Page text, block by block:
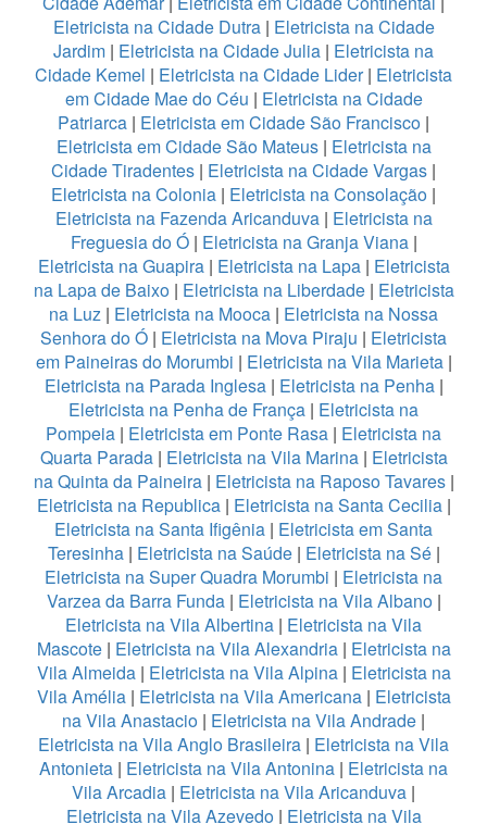
Eletricista na Cidade Dutra | Eletricista na Cidade
Jardim | Eletricista na Cidade Julia | Eletricista na
Cidade Kemel | Eletricista na Cidade Lider| Eletricista
em Cidade Mae do Céu | Eletricista na Cidade
Patriarca | Eletricista em Cidade São Francisco |
Eletricista em Cidade São Mateus| Eletricista na
Cidade Tiradentes | Eletricista na Cidade Vargas |
Eletricista na Colonia | Eletricista na Consolação |
Eletricista na Fazenda Aricanduva| Eletricista na
Freguesia do Ó| Eletricista na Granja Viana|
Eletricista na Guapira| Eletricista na Lapa| Eletricista
na Lapa de Baixo | Eletricista na Liberdade | Eletricista
na Luz | Eletricista na Mooca | Eletricista na Nossa
Senhora do Ó | Eletricista na Mova Piraju | Eletricista
em Paineiras do Morumbi | Eletricista na Vila Marieta|
Eletricista na Parada Inglesa | Eletricista na Penha|
Eletricista na Penha de França | Eletricista na
Pompeia | Eletricista em Ponte Rasa | Eletricista na
Quarta Parada| Eletricista na Vila Marina| Eletricista
na Quinta da Paineira| Eletricista na Raposo Tavares|
Eletricista na Republica| Eletricista na Santa Cecilia|
Eletricista na Santa Ifigênia | Eletricista em Santa
Teresinha| Eletricista na Saúde| Eletricista na Sé|
Eletricista na Super Quadra Morumbi | Eletricista na
Varzea da Barra Funda| Eletricista na Vila Albano|
Eletricista na Vila Albertina | Eletricista na Vila
Mascote| Eletricista na Vila Alexandria| Eletricista na
Vila Almeida | Eletricista na Vila Alpina | Eletricista na
Vila Amélia | Eletricista na Vila Americana| Eletricista
na Vila Anastacio | Eletricista na Vila Andrade |
Eletricista na Vila Anglo Brasileira | Eletricista na Vila
Antonieta | Eletricista na Vila Antonina | Eletricista na
Vila Arcadia | Eletricista na Vila Aricanduva |
Eletricista na Vila Azevedo| Eletricista na Vila